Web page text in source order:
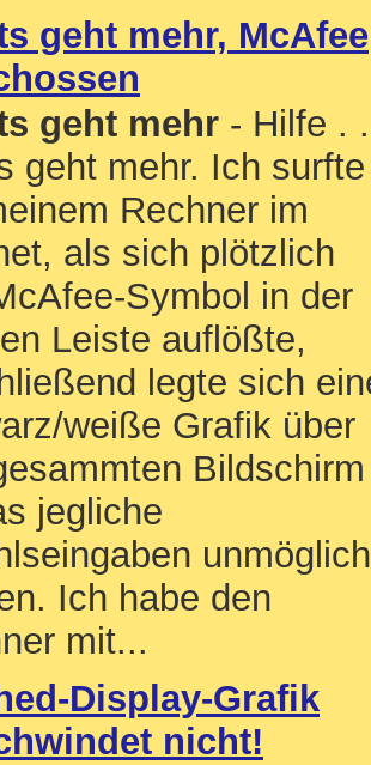
geht mehr, McAfee
geht mehr - Hilfe .
geht mehr. Ich surfte
Rechner im
als sich plötzlich
Symbol in der
Leiste auflößte,
legte sich
weiße Grafik über
Bildschirm
jegliche
unmöglich
Ich habe den
mit...
Display-Grafik
nicht!